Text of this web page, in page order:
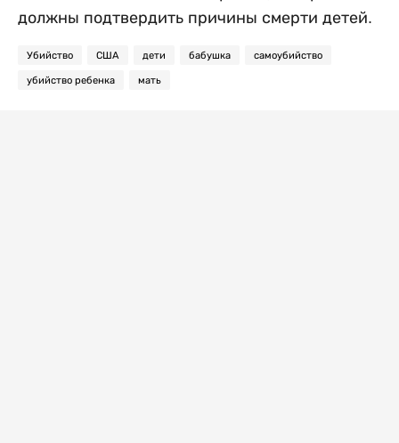
должны подтвердить причины смерти детей.
Убийство США дети бабушка самоубийство
убийство ребенка мать